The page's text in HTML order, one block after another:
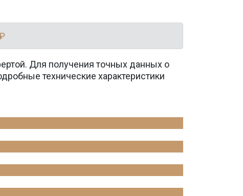
Для получения точных данных о
технические характеристики